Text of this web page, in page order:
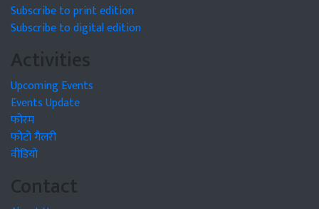
Subscribe to print edition
Subscribe to digital edition
Activities
Upcoming Events
Events Update
फोरम
फोटो गैलरी
वीडियो
Contact